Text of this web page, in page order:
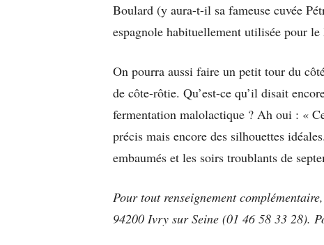
Boulard (y aura-t-il sa fameuse cuvée
espagnole habituellement utilisée pour le
On pourra aussi faire un petit tour du
de côte-rôtie. Qu’est-ce qu’il disait
fermentation malolactique ? Ah oui : «
précis mais encore des silhouettes
embaumés et les soirs troublants de
Pour tout renseignement
94200 Ivry sur Seine (01 46 58 33 28).